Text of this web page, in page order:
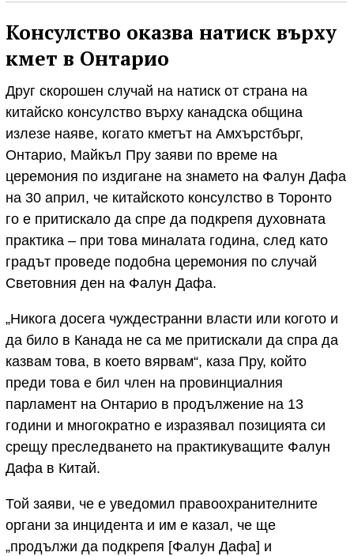
Консулство оказва натиск върху
кмет в Онтарио
Друг скорошен случай на натиск от страна на
китайско консулство върху канадска община
излезе наяве, когато кметът на Амхърстбърг,
Онтарио, Майкъл Пру заяви по време на
церемония по издигане на знамето на Фалун Дафа
на 30 април, че китайското консулство в Торонто
го е притискало да спре да подкрепя духовната
практика – при това миналата година, след като
градът проведе подобна церемония по случай
Световния ден на Фалун Дафа.
„Никога досега чуждестранни власти или когото и
да било в Канада не са ме притискали да спра да
казвам това, в което вярвам“, каза Пру, който
преди това е бил член на провинциалния
парламент на Онтарио в продължение на 13
години и многократно е изразявал позицията си
срещу преследването на практикуващите Фалун
Дафа в Китай.
Той заяви, че е уведомил правоохранителните
органи за инцидента и им е казал, че ще
„продължи да подкрепя [Фалун Дафа] и